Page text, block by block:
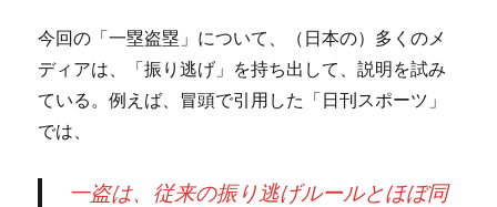
今回の「一塁盗塁」について、（日本の）多くのメ
ディアは、「振り逃げ」を持ち出して、説明を試み
ている。例えば、冒頭で引用した「日刊スポーツ」
では、
一盗は、従来の振り逃げルールとほぼ同